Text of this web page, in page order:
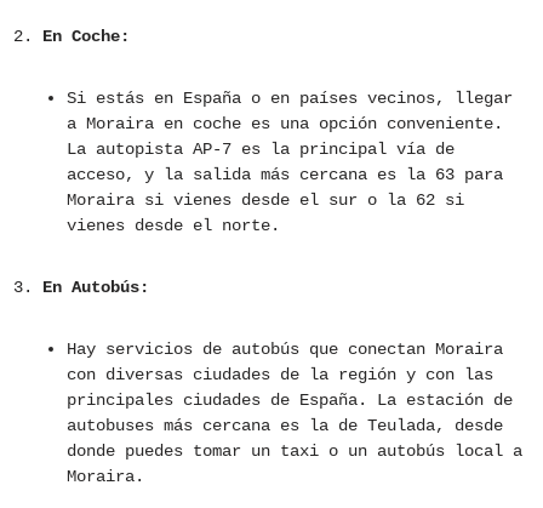
En Coche:
Si estás en España o en países vecinos, llegar
a Moraira en coche es una opción conveniente.
La autopista AP-7 es la principal vía de
acceso, y la salida más cercana es la 63 para
Moraira si vienes desde el sur o la 62 si
vienes desde el norte.
En Autobús:
Hay servicios de autobús que conectan Moraira
con diversas ciudades de la región y con las
principales ciudades de España. La estación de
autobuses más cercana es la de Teulada, desde
donde puedes tomar un taxi o un autobús local a
Moraira.